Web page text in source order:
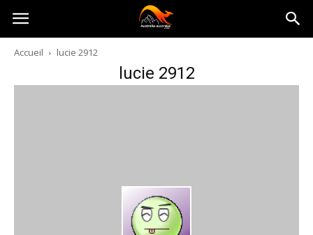
Australia-
australie.com
Accueil lucie 2912
lucie 2912